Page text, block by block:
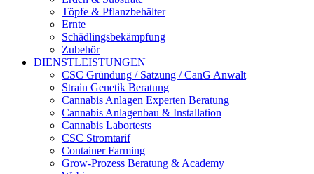
Töpfe & Pflanzbehälter
Ernte
Schädlingsbekämpfung
Zubehör
DIENSTLEISTUNGEN
CSC Gründung / Satzung / CanG Anwalt
Strain Genetik Beratung
Cannabis Anlagen Experten Beratung
Cannabis Anlagenbau & Installation
Cannabis Labortests
CSC Stromtarif
Container Farming
Grow-Prozess Beratung & Academy